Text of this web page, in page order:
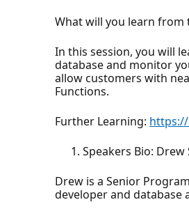
What will you learn from
In this session, you will
database and monitor
allow customers with
Functions.
Further Learning:
Speakers Bio:
Drew is a Senior
developer and